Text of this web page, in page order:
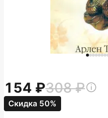
154 308
Скидка 50%